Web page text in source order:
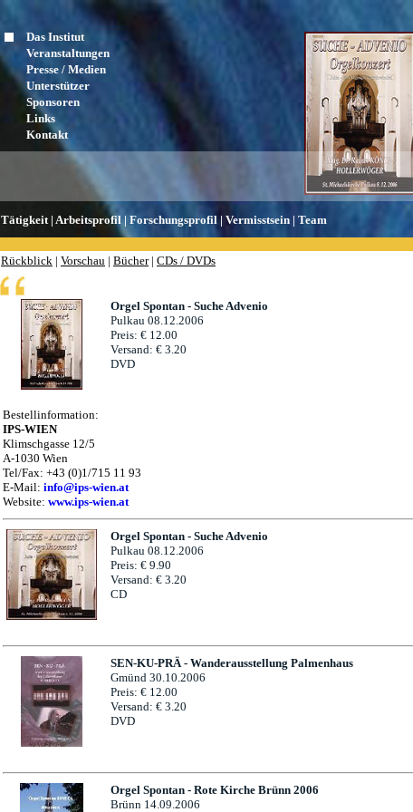
Das Institut
Veranstaltungen
Presse / Medien
Unterstützer
Sponsoren
Links
Kontakt
Tätigkeit| Arbeitsprofil | Forschungsprofil| Vermisstsein | Team
Rückblick | Vorschau | Bücher| CDs / DVDs
Ich-Erotik-Rhythmen - Buch-Klavierpräsentation Erot. Sinn
Versand: € 3.20
Ich-Natur-Erotik - Buch-Klavierpräsentation Erot. Sinn
Preis: € 12.00
Versand: € 3.20
DVD
Orgel Spontan - Suche Advenio
Pulkau 08.12.2006
Preis: € 12.00
Versand: € 3.20
DVD
Bestellinformation:
IPS-WIEN
Klimschgasse 12/5
A-1030 Wien
Tel/Fax: +43 (0)1/715 11 93
E-Mail: info@ips-wien.at
Website: www.ips-wien.at
Orgel Spontan - Suche Advenio
Pulkau 08.12.2006
Preis: € 9.90
Versand: € 3.20
CD
SEN-KU-PRÄ - Wanderausstellung Palmenhaus
Gmünd 30.10.2006
Preis: € 12.00
Versand: € 3.20
DVD
Orgel Spontan - Rote Kirche Brünn 2006
Brünn 14.09.2006